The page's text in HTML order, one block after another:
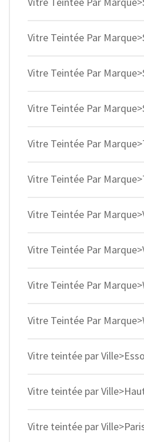
Vitre Teintée Par
Vitre Teintée Par
Vitre Teintée Par
Vitre Teintée Par
Vitre Teintée Par
Vitre Teintée Par
Vitre Teintée Par
Vitre Teintée Par
Vitre Teintée Par
Vitre teintée par
Vitre teintée par
Vitre teintée par